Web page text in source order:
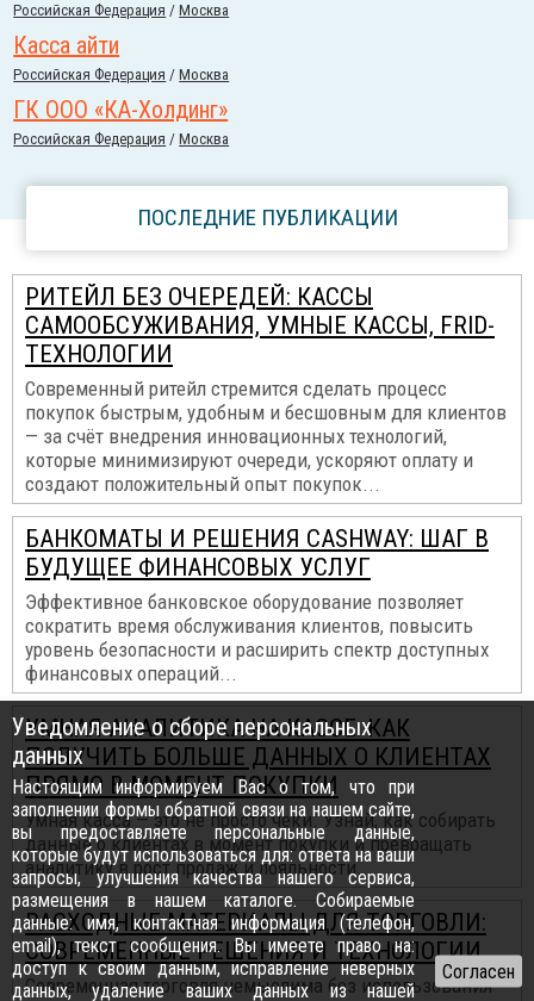
Российcкая Федерация /Москва
Касса айти
Российcкая Федерация /Москва
ГК ООО «КА-Холдинг»
Российcкая Федерация /Москва
ПОСЛЕДНИЕ ПУБЛИКАЦИИ
РИТЕЙЛ БЕЗ ОЧЕРЕДЕЙ: КАССЫ
САМООБСУЖИВАНИЯ, УМНЫЕ КАССЫ, FRID-
ТЕХНОЛОГИИ
Современный ритейл стремится сделать процесс
покупок быстрым, удобным и бесшовным для клиентов
— за счёт внедрения инновационных технологий,
которые минимизируют очереди, ускоряют оплату и
создают положительный опыт покупок...
БАНКОМАТЫ И РЕШЕНИЯ CASHWAY: ШАГ В
БУДУЩЕЕ ФИНАНСОВЫХ УСЛУГ
Эффективное банковское оборудование позволяет
сократить время обслуживания клиентов, повысить
уровень безопасности и расширить спектр доступных
финансовых операций...
УМНАЯ АНАЛИТИКА НА КАССЕ: КАК
ПОЛУЧИТЬ БОЛЬШЕ ДАННЫХ О КЛИЕНТАХ
ПРЯМО В МОМЕНТ ПОКУПКИ
Умная касса — это не просто чеки. Узнай, как собирать
данные о клиентах в момент покупки и превращать
аналитику в рост продаж и лояльности...
РАСХОДНЫЕ МАТЕРИАЛЫ ДЛЯ ТОРГОВЛИ:
СОВРЕМЕННЫЕ РЕШЕНИЯ И ТЕХНОЛОГИИ
Современная торговля немыслима без использования
Уведомление о сборе персональных
данных
Настоящим информируем Вас о том, что при
заполнении формы обратной связи на нашем сайте,
вы предоставляете персональные данные,
которые будут использоваться для: ответа на ваши
запросы, улучшения качества нашего сервиса,
размещения в нашем каталоге. Собираемые
данные: имя, контактная информация (телефон,
email), текст сообщения. Вы имеете право на:
доступ к своим данным, исправление неверных
данных, удаление ваших данных из нашей